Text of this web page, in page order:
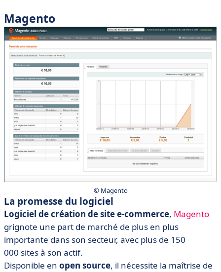
Magento
© Magento
La promesse du logiciel
Logiciel de création de site e-commerce, Magento
grignote une part de marché de plus en plus
importante dans son secteur, avec plus de 150
000 sites à son actif.
Disponible en open source, il nécessite la maîtrise de